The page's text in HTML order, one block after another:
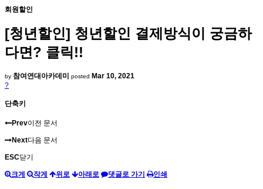
회원할인
[청년할인] 청년할인 결제방식이 궁금하
다면? 클릭!!
by 참여연대아카데미 posted Mar 10, 2021
?
단축키
Prev이전 문서
Next다음 문서
ESC닫기
크게 작게 위로 아래로 댓글로 가기 인쇄